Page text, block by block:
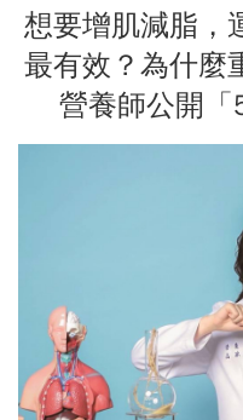
想要增肌減脂，
最有效？為什麼
營養師公開「